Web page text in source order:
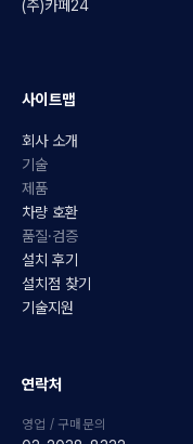
(주)카페24
사이트맵
회사 소개
기술
제품
차량 호환
품질·검증
설치 후기
설치점 찾기
기술지원
연락처
영업 / 구매문의